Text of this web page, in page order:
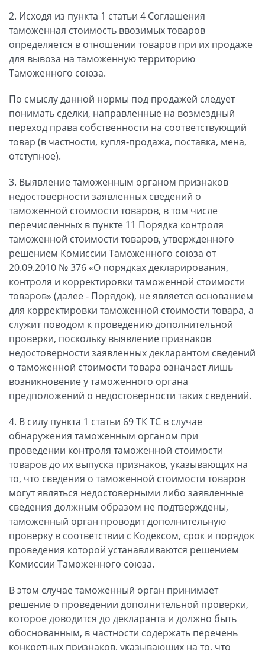
2. Исходя из пункта 1 статьи 4 Соглашения
таможенная стоимость ввозимых товаров
определяется в отношении товаров при их продаже
для вывоза на таможенную территорию
Таможенного союза.
По смыслу данной нормы под продажей следует
понимать сделки, направленные на возмездный
переход права собственности на соответствующий
товар (в частности, купля-продажа, поставка, мена,
отступное).
3. Выявление таможенным органом признаков
недостоверности заявленных сведений о
таможенной стоимости товаров, в том числе
перечисленных в пункте 11 Порядка контроля
таможенной стоимости товаров, утвержденного
решением Комиссии Таможенного союза от
20.09.2010 № 376 «О порядках декларирования,
контроля и корректировки таможенной стоимости
товаров» (далее - Порядок), не является основанием
для корректировки таможенной стоимости товара, а
служит поводом к проведению дополнительной
проверки, поскольку выявление признаков
недостоверности заявленных декларантом сведений
о таможенной стоимости товара означает лишь
возникновение у таможенного органа
предположений о недостоверности таких сведений.
4. В силу пункта 1 статьи 69 ТК ТС в случае
обнаружения таможенным органом при
проведении контроля таможенной стоимости
товаров до их выпуска признаков, указывающих на
то, что сведения о таможенной стоимости товаров
могут являться недостоверными либо заявленные
сведения должным образом не подтверждены,
таможенный орган проводит дополнительную
проверку в соответствии с Кодексом, срок и порядок
проведения которой устанавливаются решением
Комиссии Таможенного союза.
В этом случае таможенный орган принимает
решение о проведении дополнительной проверки,
которое доводится до декларанта и должно быть
обоснованным, в частности содержать перечень
конкретных признаков, указывающих на то, что